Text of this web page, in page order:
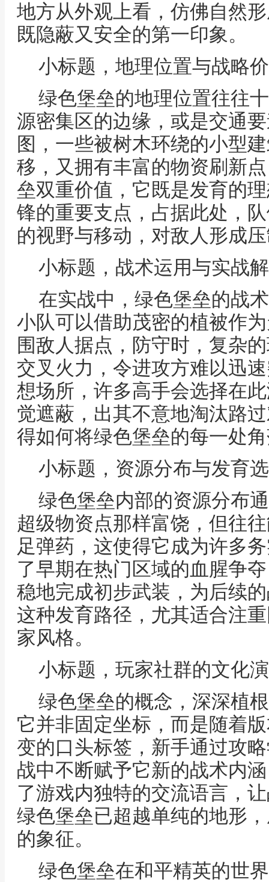
地方从外观上看，仿佛自然
既隐蔽又安全的第一印象。
小标题，地理位置与战略
绿色堡垒的地理位置往往
源密集区的边缘，或是交通
图，一些被树木环绕的小型
移，又拥有丰富的物资刷新
垒双重价值，它既是发育的
锋的重要支点，占据此处，
的视野与移动，对敌人形成
小标题，战术运用与实战
在实战中，绿色堡垒的战
小队可以借助茂密的植被作
围敌人据点，防守时，复杂
交叉火力，令进攻方难以迅
想场所，许多高手会选择在
觉遮蔽，出其不意地淘汰路
得如何将绿色堡垒的每一处
小标题，资源分布与发育
绿色堡垒内部的资源分布
超级物资点那样富饶，但往
足弹药，这使得它成为许多
了早期在热门区域的血腥争
稳地完成初步武装，为后续
这种发育路径，尤其适合注
家风格。
小标题，玩家社群的文化
绿色堡垒的概念，深深植
它并非固定坐标，而是随着
变的口头标签，新手通过攻
战中不断赋予它新的战术内
了游戏内独特的交流语言，
绿色堡垒已超越单纯的地形
的象征。
绿色堡垒在和平精英的世